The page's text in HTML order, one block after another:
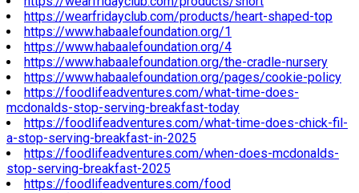
https://wearfridayclub.com/products/heart-shaped-top
https://www.habaalefoundation.org/1
https://www.habaalefoundation.org/4
https://www.habaalefoundation.org/the-cradle-nursery
https://www.habaalefoundation.org/pages/cookie-policy
https://foodlifeadventures.com/what-time-does-
mcdonalds-stop-serving-breakfast-today
https://foodlifeadventures.com/what-time-does-chick-fil-
a-stop-serving-breakfast-in-2025
https://foodlifeadventures.com/when-does-mcdonalds-
stop-serving-breakfast-2025
https://foodlifeadventures.com/food